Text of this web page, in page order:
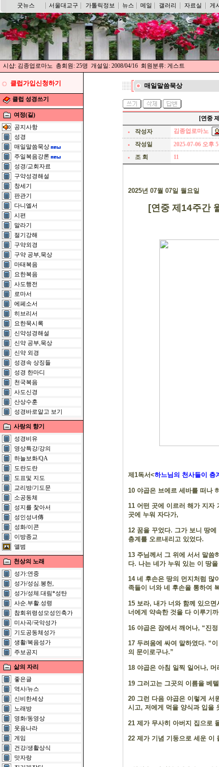
굿뉴스 서울대교구 가톨릭정보 뉴스 메일 갤러리 자료실 게
시샵: 김종업로마노 총회원: 25명 개설일: 2008/04/16 회원분류: 게스트
클럽가입신청하기
클럽 성경쓰기
여정(길)
공지사항
성경
매일말씀묵상
주일복음강론
성경/교회자료
구약성경해설
창세기
판관기
다니엘서
시편
말라기
절기강해
구약외경
구약 공부,묵상
마태복음
요한복음
사도행전
로마서
에페소서
히브리서
요한묵시록
신약성경해설
신약 공부,묵상
신약 외경
성경속 상징들
성경 한마디
천국복음
사도신경
산상수훈
성경바로알고 보기
사랑의 향기
성경비유
영상특강/강의
하늘보화/QA
도란도란
도표및 지도
교리방/기도문
소공동체
성지를 찿아서
성인성녀傳
성화/이콘
이방종교
앨범
천상의 노래
성가:연중
성가/성심.봉헌,
성가/성체.대림*성탄
사순.부활.성령
참회위령성모성인축가
미사곡/국악성가
기도공동체성가
생활/복음성가
주보공지
삶의 자리
좋은글
역사/뉴스
신비한세상
노래방
영화/동영상
웃음나라
게임
건강/생활상식
맛자랑
매일말씀묵상
[연중
작성자
김종업로마노
작성일
2025-07-06 오후
조 회
11
2025년 07월 07일 월요일
[연중 제 14주간
제 1독서 <하느님의 천사들이 층
10 야곱은 브에르 세바를 떠나
11 어떤 곳에 이르러 해가 지자
곳에 누워 자다가,
12 꿈을 꾸었다. 그가 보니 땅에
층계를 오르내리고 있었다.
13 주님께서 그 위에 서서 말씀
다. 나는 네가 누워 있는 이 땅
14 네 후손은 땅의 먼지처럼 많
족들이 너와 네 후손을 통하여
15 보라, 내가 너와 함께 있으
너에게 약속한 것을 다 이루기
16 야곱은 잠에서 깨어나, “진
17 두려움에 싸여 말하였다. “
의 문이로구나.”
18 야곱은 아침 일찍 일어나, 머
19 그러고는 그곳의 이름을 베
20 그런 다음 야곱은 이렇게 서
시고, 저에게 먹을 양식과 입을
21 제가 무사히 아버지 집으로
22 제가 기념 기둥으로 세운 이